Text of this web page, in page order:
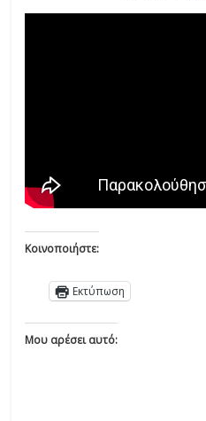
Κοινοποιήστε:
Εκτύπωση
Μου αρέσει αυτό: